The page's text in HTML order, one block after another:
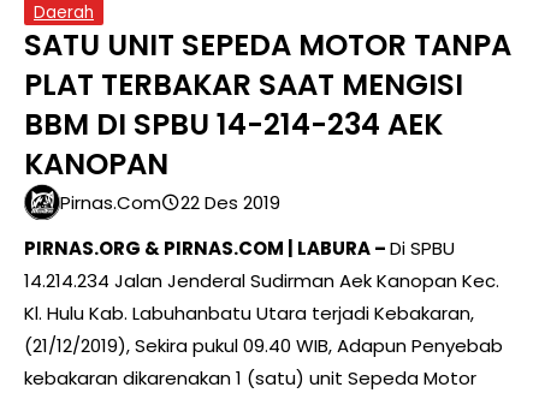
Daerah
SATU UNIT SEPEDA MOTOR TANPA
PLAT TERBAKAR SAAT MENGISI
BBM DI SPBU 14-214-234 AEK
KANOPAN
Pirnas.com
22 Des 2019
PIRNAS.ORG & PIRNAS.COM | LABURA –Di SPBU
14.214.234 Jalan Jenderal Sudirman Aek Kanopan Kec.
Kl. Hulu Kab. Labuhanbatu Utara terjadi Kebakaran,
(21/12/2019), Sekira pukul 09.40 WIB, Adapun Penyebab
kebakaran dikarenakan 1 (satu) unit Sepeda Motor